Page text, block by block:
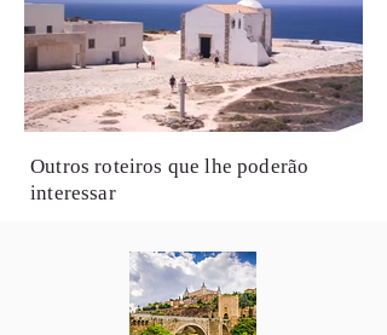
Outros roteiros que lhe poderão
interessar